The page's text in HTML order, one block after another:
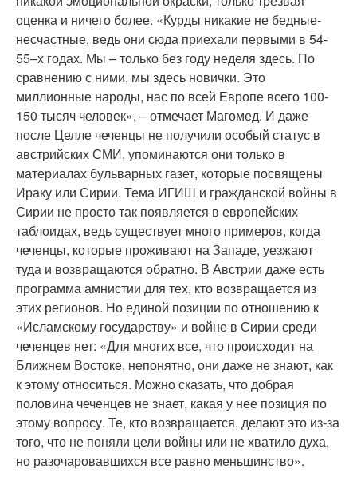
оценка и ничего более. «Курды никакие не бедные-
несчастные, ведь они сюда приехали первыми в 54-
55–х годах. Мы – только без году неделя здесь. По
сравнению с ними, мы здесь новички. Это
миллионные народы, нас по всей Европе всего 100-
150 тысяч человек», – отмечает Магомед. И даже
после Целле чеченцы не получили особый статус в
австрийских СМИ, упоминаются они только в
материалах бульварных газет, которые посвящены
Ираку или Сирии. Тема ИГИШ и гражданской войны в
Сирии не просто так появляется в европейских
таблоидах, ведь существует много примеров, когда
чеченцы, которые проживают на Западе, уезжают
туда и возвращаются обратно. В Австрии даже есть
программа амнистии для тех, кто возвращается из
этих регионов. Но единой позиции по отношению к
«Исламскому государству» и войне в Сирии среди
чеченцев нет: «Для многих все, что происходит на
Ближнем Востоке, непонятно, они даже не знают, как
к этому относиться. Можно сказать, что добрая
половина чеченцев не знает, какая у нее позиция по
этому вопросу. Те, кто возвращается, делают это из-за
того, что не поняли цели войны или не хватило духа,
но разочаровавшихся все равно меньшинство».